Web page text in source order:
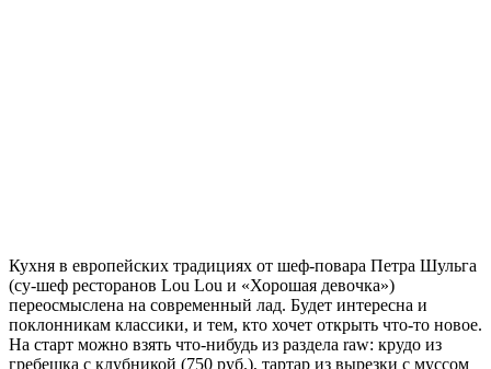
Кухня в европейских традициях от шеф-повара Петра Шульга
(су-шеф ресторанов Lou Lou и «Хорошая девочка»)
переосмыслена на современный лад. Будет интересна и
поклонникам классики, и тем, кто хочет открыть что-то новое.
На старт можно взять что-нибудь из раздела raw: крудо из
гребешка с клубникой (750 руб.), тартар из вырезки с муссом